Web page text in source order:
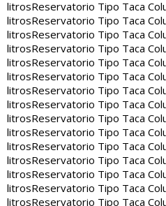
litrosReservatorio Tipo Taca
litrosReservatorio Tipo Taca
litrosReservatorio Tipo Taca
litrosReservatorio Tipo Taca
litrosReservatorio Tipo Taca
litrosReservatorio Tipo Taca
litrosReservatorio Tipo Taca
litrosReservatorio Tipo Taca
litrosReservatorio Tipo Taca
litrosReservatorio Tipo Taca
litrosReservatorio Tipo Taca
litrosReservatorio Tipo Taca
litrosReservatorio Tipo Taca
litrosReservatorio Tipo Taca
litrosReservatorio Tipo Taca